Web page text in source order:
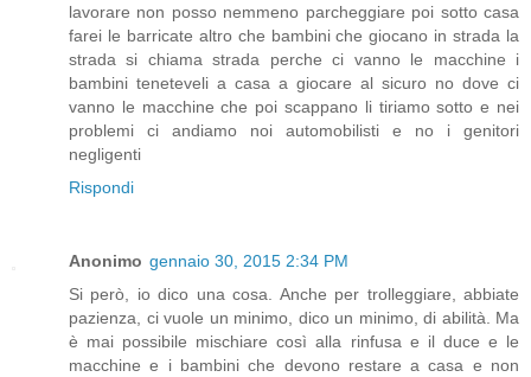
lavorare non posso nemmeno parcheggiare poi sotto casa
farei le barricate altro che bambini che giocano in strada la
strada si chiama strada perche ci vanno le macchine i
bambini teneteveli a casa a giocare al sicuro no dove ci
vanno le macchine che poi scappano li tiriamo sotto e nei
problemi ci andiamo noi automobilisti e no i genitori
negligenti
Rispondi
Anonimo gennaio 30, 2015 2:34 PM
Si però, io dico una cosa. Anche per trolleggiare, abbiate
pazienza, ci vuole un minimo, dico un minimo, di abilità. Ma
è mai possibile mischiare così alla rinfusa e il duce e le
macchine e i bambini che devono restare a casa e non